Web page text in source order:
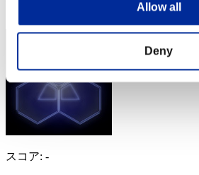
Allow all
Deny
スコア: -